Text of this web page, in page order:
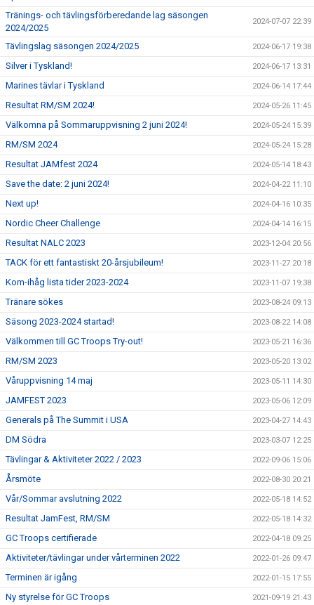
Tränings- och tävlingsförberedande lag säsongen
2024/2025
2024-07-07 22:39
Tävlingslag säsongen 2024/2025 2024-06-17 19:38
Silver i Tyskland! 2024-06-17 13:31
Marines tävlar i Tyskland 2024-06-14 17:44
Resultat RM/SM 2024! 2024-05-26 11:45
Välkomna på Sommaruppvisning 2 juni 2024! 2024-05-24 15:39
RM/SM 2024 2024-05-24 15:28
Resultat JAMfest 2024 2024-05-14 18:43
Save the date: 2 juni 2024! 2024-04-22 11:10
Next up! 2024-04-16 10:35
Nordic Cheer Challenge 2024-04-14 16:15
Resultat NALC 2023 2023-12-04 20:56
TACK för ett fantastiskt 20-årsjubileum! 2023-11-27 20:18
Kom-ihåg lista tider 2023-2024 2023-11-07 19:38
Tränare sökes 2023-08-24 09:13
Säsong 2023-2024 startad! 2023-08-22 14:08
Välkommen till GC Troops Try-out! 2023-05-21 16:36
RM/SM 2023 2023-05-20 13:02
Våruppvisning 14 maj 2023-05-11 14:30
JAMFEST 2023 2023-05-06 12:09
Generals på The Summit i USA 2023-04-27 14:43
DM Södra 2023-03-07 12:25
Tävlingar & Aktiviteter 2022 / 2023 2022-09-06 15:06
Årsmöte 2022-08-30 20:21
Vår/Sommar avslutning 2022 2022-05-18 14:52
Resultat JamFest, RM/SM 2022-05-18 14:32
GC Troops certifierade 2022-04-18 09:25
Aktiviteter/tävlingar under vårterminen 2022 2022-01-26 09:47
Terminen är igång 2022-01-15 17:55
Ny styrelse för GC Troops 2021-09-19 21:43